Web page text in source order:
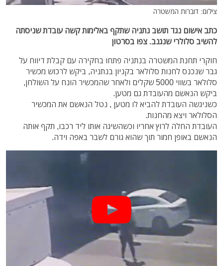
צילום: דוברות המשטרה
כתב אישום נגד תושב נתניה שתקף באלימות קשה עובדת שניסתה
להשיב סלולרי שנגנב. צפו בסרטון
חוקרי תחנת המשטרה בנתניה פתחו בחקירה עם קבלת דיווח על
גבר שנכנס לחנות סלולאר בקניון בנתניה, ביקש לרכוש מכשיר
סלולאר בשווי 5000 שקלים ולאחר שהמכשיר הונח על השולחן,
ביקש הנאשם מהעובדת גם מטען.
כשניגשה העובדת להביא לו מטען , נטל הנאשם את המכשיר
הסלולאר ויצא מהחנות.
העובדת החלה לרוץ אחריו וכשהשיגה אותו ליד רכבו, תקף אותה
הנאשם באופן חמור תוך שהוא גורם לשבר באפה וידה.